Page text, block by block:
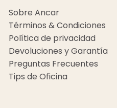
Sobre Ancar
Términos & Condiciones
Política de privacidad
Devoluciones y Garantía
Preguntas Frecuentes
Tips de Oficina